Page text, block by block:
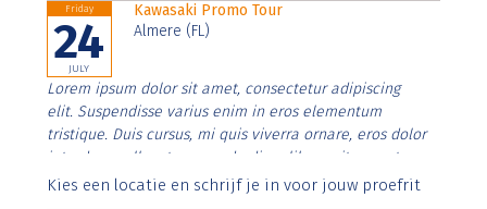
Friday
24
JULY
Kawasaki Promo Tour
Almere (FL)
Lorem ipsum dolor sit amet, consectetur adipiscing
elit. Suspendisse varius enim in eros elementum
tristique. Duis cursus, mi quis viverra ornare, eros dolor
interdum nulla, ut commodo diam libero vitae erat.
Aenean faucibus nibh et justo cursus id rutrum lorem
Kies een locatie en schrijf je in voor jouw proefrit